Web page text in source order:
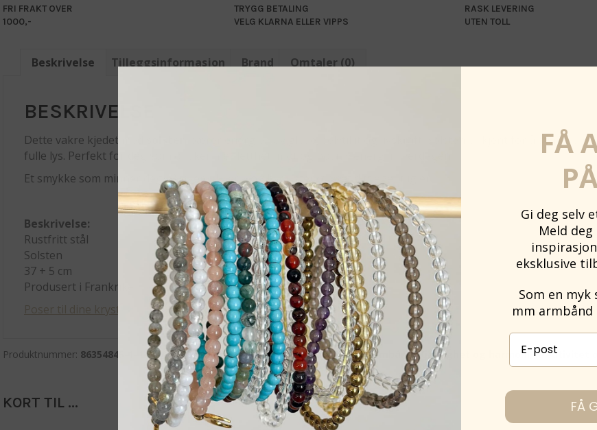
FRI FRAKT OVER
1000,-
TRYGG BETALING
VELG KLARNA ELLER VIPPS
RASK LEVERING
UTEN TOLL
Beskrivelse Tilleggsinformasjon Brand Omtaler (0)
BESKRIVELSE
Dette vakre kjedet med
bærer energien av glede, selvtillit og livskraft. Solsten er kjent for å styrke
fulle lys. Perfekt for deg som ønsker mer letthet, mot og positiv energi i hverdagen.
Et smykke som minner deg på hvem du er – og hvor sterkt lyset ditt egentlig er.
Beskrivelse:
Rustfritt stål
Solsten
37 + 5 cm
Produsert i Frankrike
Poser til dine krystaller og smykker finner du her.
Produktnummer: 86354845-1-1 Kategorier:Kjeder,Testkategori,Smykker og armbånd,Kjærlighet og harmoni ,Kreativitet
KORT TIL ...
FÅ
Gi deg selv
Meld
eksklusive
Som en
mm
E-post
FÅ